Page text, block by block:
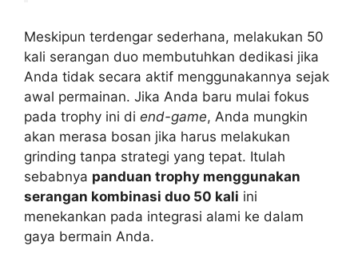
Meskipun terdengar sederhana, melakukan 50
kali serangan duo membutuhkan dedikasi jika
Anda tidak secara aktif menggunakannya sejak
awal permainan. Jika Anda baru mulai fokus
pada trophy ini di end-game, Anda mungkin
akan merasa bosan jika harus melakukan
grinding tanpa strategi yang tepat. Itulah
sebabnya panduan trophy menggunakan
serangan kombinasi duo 50 kali ini
menekankan pada integrasi alami ke dalam
gaya bermain Anda.